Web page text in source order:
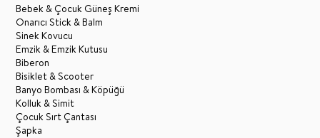
Bebek & Çocuk Güneş Kremi
Onarıcı Stick & Balm
Sinek Kovucu
Emzik & Emzik Kutusu
Biberon
Bisiklet & Scooter
Banyo Bombası & Köpüğü
Kolluk & Simit
Çocuk Sırt Çantası
Şapka